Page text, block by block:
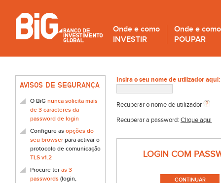
Onde e como
INVESTIR
Onde e como
POUPAR
AVISOS DE SEGURANÇA
O BiG nunca solicita mais
de 3 caracteres da
password de login
Configure as opções do
seu browser para activar o
protocolo de comunicação
TLS v1.2
Procure ter as 3
passwords (login,
Insira o seu nome de utilizador aqui:
Recuperar o nome de utilizador
Recuperar a password: Clique aqui
LOGIN COM